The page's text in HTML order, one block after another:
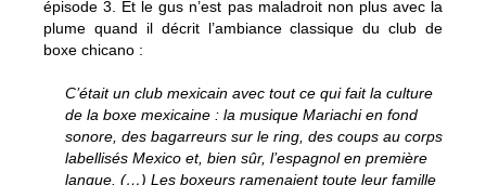
épisode 3. Et le gus n’est pas maladroit non plus avec la
plume quand il décrit l’ambiance classique du club de
boxe chicano :
C’était un club mexicain avec tout ce qui fait la culture
de la boxe mexicaine : la musique Mariachi en fond
sonore, des bagarreurs sur le ring, des coups au corps
labellisés Mexico et, bien sûr, l’espagnol en première
langue. (…) Les boxeurs ramenaient toute leur famille